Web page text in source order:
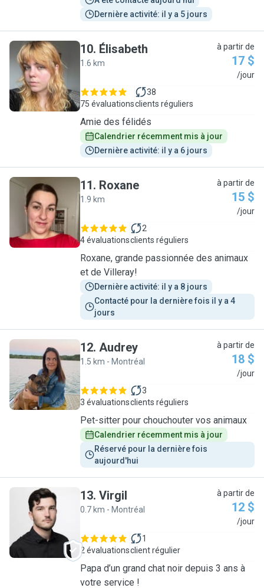
Dernière activité: il y a 5 jours
É
10. Élisabeth
1.6 km
à partir de
17 $
/jour
75 évaluations
38
clients réguliers
Amie des félidés
Calendrier récemment mis à jour
Dernière activité: il y a 6 jours
R
11. Roxane
1.9 km
à partir de
15 $
/jour
4 évaluations
2
clients réguliers
Roxane, grande passionnée des animaux
et de Villeray!
Dernière activité: il y a 8 jours
Contacté pour la dernière fois il y a 4
jours
A
12. Audrey
1.5 km - Montréal
à partir de
18 $
/jour
3 évaluations
3
clients réguliers
Pet-sitter pour chouchouter vos animaux
Calendrier récemment mis à jour
Réservé pour la dernière fois
aujourd'hui
V
13. Virgil
0.7 km - Montréal
à partir de
12 $
/jour
2 évaluations
1
client régulier
Papa d’un grand chat noir depuis 3 ans à
votre service !